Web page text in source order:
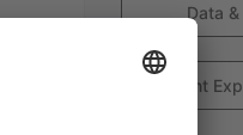
Data &
Globant